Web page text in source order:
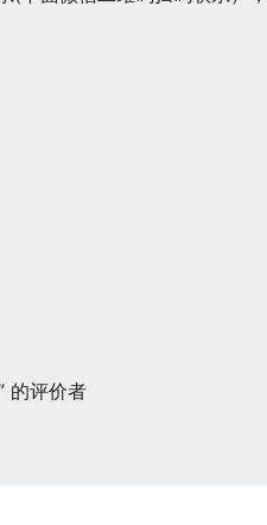
的评价者